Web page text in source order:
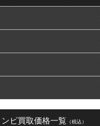
ビ買取価格一覧 （税込）